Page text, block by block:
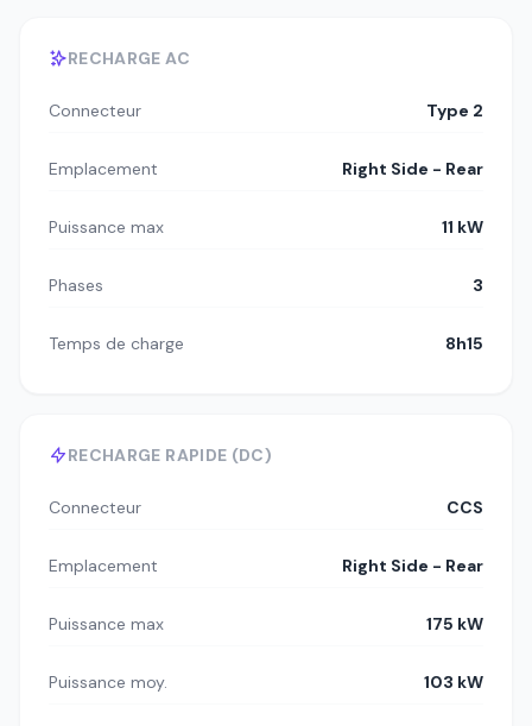
RECHARGE AC
Connecteur Type 2
Emplacement Right Side - Rear
Puissance max 11 kW
Phases 3
Temps de charge 8h15
RECHARGE RAPIDE (DC)
Connecteur CCS
Emplacement Right Side - Rear
Puissance max 175 kW
Puissance moy. 103 kW